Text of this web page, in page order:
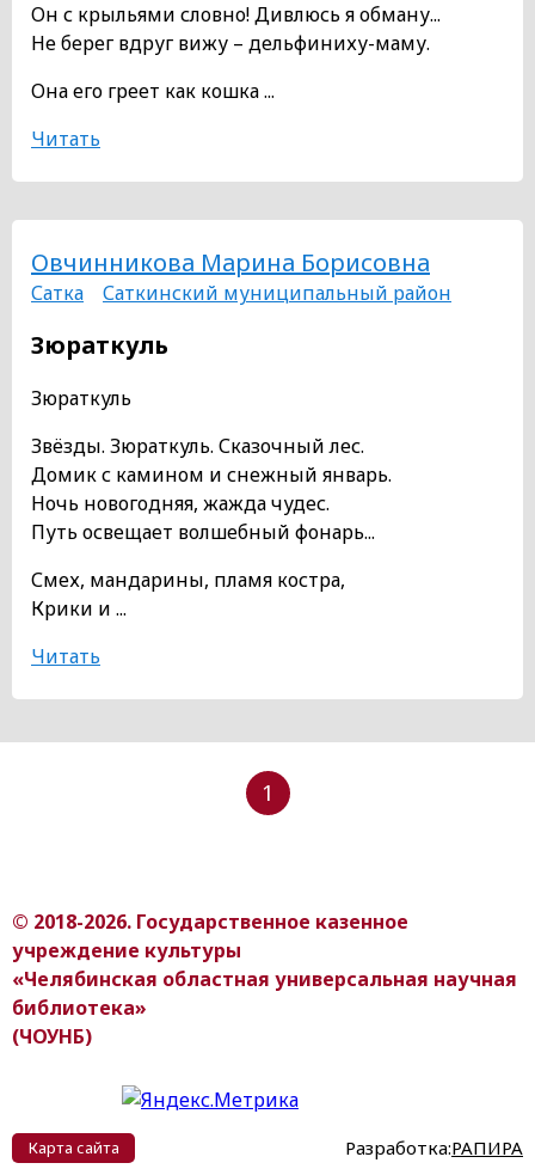
Он с крыльями словно! Дивлюсь я обману...
Не берег вдруг вижу – дельфиниху-маму.
Она его греет как кошка ...
Читать
Овчинникова Марина Борисовна
Сатка Саткинский муниципальный район
Зюраткуль
Зюраткуль
Звёзды. Зюраткуль. Сказочный лес.
Домик с камином и снежный январь.
Ночь новогодняя, жажда чудес.
Путь освещает волшебный фонарь...
Смех, мандарины, пламя костра,
Крики и ...
Читать
1
Карта сайта Разработка:РАПИРА
© 2018-2026. Государственное казенное
учреждение культуры
«Челябинская областная универсальная научная
библиотека»
(ЧОУНБ)